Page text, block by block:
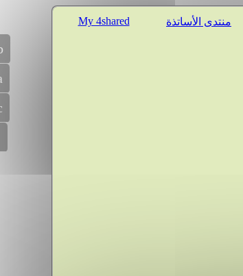
منتدى الأساتذة My 4shared